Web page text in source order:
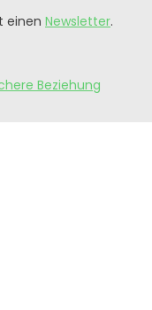
einen Newsletter.
Beziehung